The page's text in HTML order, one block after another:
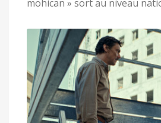
mohican » sort au niveau